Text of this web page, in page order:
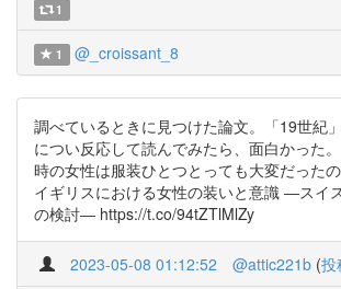
1
1 @_croissant_8
調べているときに見つけた論文。「19世紀
につい反応して読んでみたら、面白かった
時の女性は服装ひとつとっても大変だった
イギリスにおける女性の装いと意識 ―スイ
の検討― https://t.co/94tZTlMlZy
2023-05-08 01:12:52 @attic221b (投